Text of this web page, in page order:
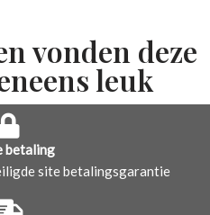
vonden deze
leuk
betaling
site betalingsgarantie